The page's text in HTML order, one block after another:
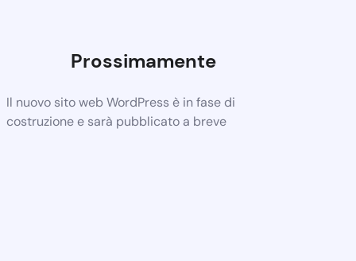
Prossimamente
Il nuovo sito web WordPress è in fase di
costruzione e sarà pubblicato a breve